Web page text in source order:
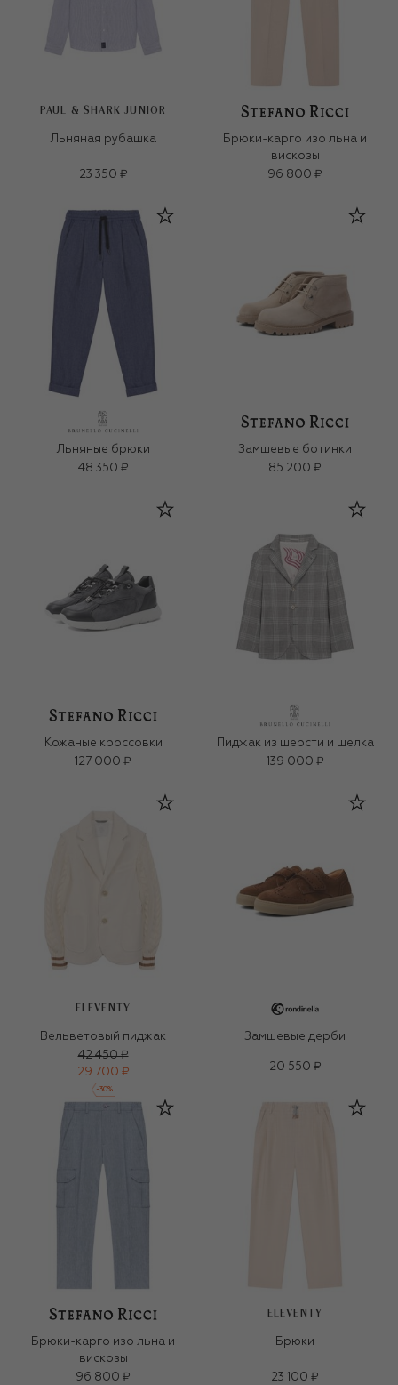
PAUL & SHARK JUNIOR
Льняная рубашка
23 350 ₽
Брюки-карго изо льна и
вискозы
96 800 ₽
Льняные брюки
48 350 ₽
Замшевые ботинки
85 200 ₽
Кожаные кроссовки
127 000 ₽
Пиджак из шерсти и шелка
139 000 ₽
ELEVENTY
Вельветовый пиджак
42 450 ₽
29 700 ₽
-30%
Замшевые дерби
20 550 ₽
Брюки-карго изо льна и
вискозы
96 800 ₽
ELEVENTY
Брюки
23 100 ₽